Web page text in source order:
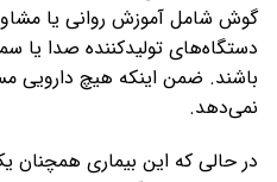
گوش شامل آموزش روانی یا
دستگاه‌های تولیدکننده صدا یا
باشند. ضمن اینکه هیچ دارویی
نمی‌دهد.
در حالی که این بیماری همچنان